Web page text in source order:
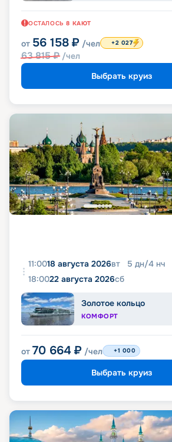
ОСТАЛОСЬ 8 КАЮТ
от 56 158 ₽ /чел
63 815₽ /чел
+2 027
Выбрать круиз
11:0018 августа 2026вт 5 дн/4 нч
18:0022 августа 2026сб
Золотое кольцо
КОМФОРТ
от 70 664 ₽ /чел +1 000
Выбрать круиз